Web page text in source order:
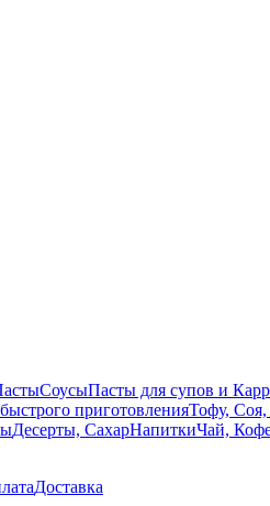
СоусыПасты для супов и
приготовленияТофу,
Десерты, СахарНапиткиЧай,
Доставка